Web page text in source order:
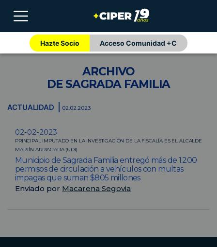
Hazte Socio Acceso Comunidad +C
ARCHIVO
DE SAGRADA FAMILIA
ACTUALIDAD 02.02.2023
02-02-2023
PRINCIPAL IMPUTADO EN LA INVESTIGACIÓN DE LA FISCALÍA ES EL ALCALDE
MARTÍN ARRIAGADA (UDI)
Municipio de Sagrada Familia entregó más de 1.200
permisos de circulación a vehículos con multas
impagas que suman $805 millones
Enviado por Macarena Segovia